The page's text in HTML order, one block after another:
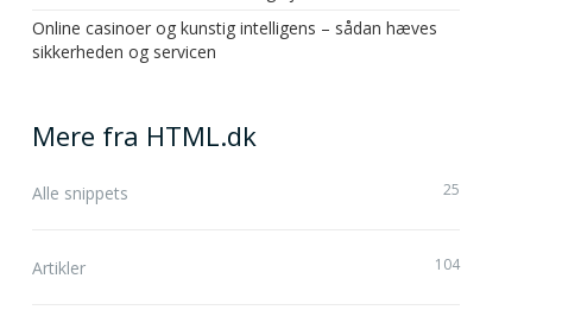
Online casinoer og kunstig intelligens – sådan hæves
sikkerheden og servicen
Mere fra HTML.dk
Alle snippets 25
Artikler 104